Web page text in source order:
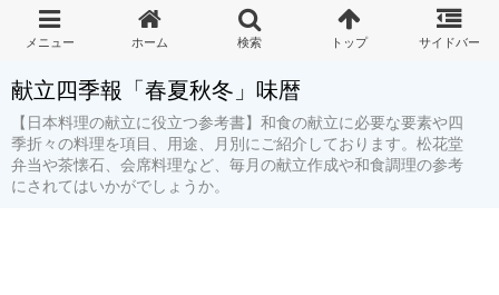
献立四季報「春夏秋冬」味暦
【日本料理の献立に役立つ参考書】和食の献立に必要な要素や四
季折々の料理を項目、用途、月別にご紹介しております。松花堂
弁当や茶懐石、会席料理など、毎月の献立作成や和食調理の参考
にされてはいかがでしょうか。